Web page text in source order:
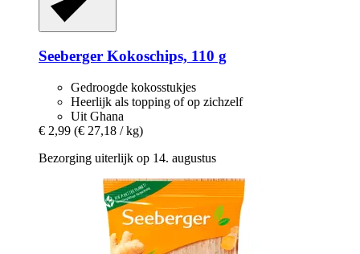
Seeberger Kokoschips, 110 g
Gedroogde kokosstukjes
Heerlijk als topping of op zichzelf
Uit Ghana
€ 2,99 (€ 27,18 / kg)
Bezorging uiterlijk op 14. augustus